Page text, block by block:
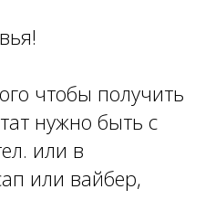
чтобы получить
нужно быть с
или в
или вайбер,